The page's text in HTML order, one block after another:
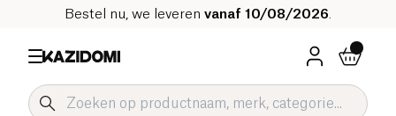
Bestel nu, we leveren vanaf 10/08/2026